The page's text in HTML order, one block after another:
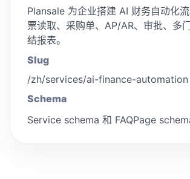
Plansale 为企业搭建 AI 财务自动化
票读取、采购单、AP/AR、审批、多
结报表。
Slug
/zh/services/ai-finance-automation
Schema
Service schema 和 FAQPage